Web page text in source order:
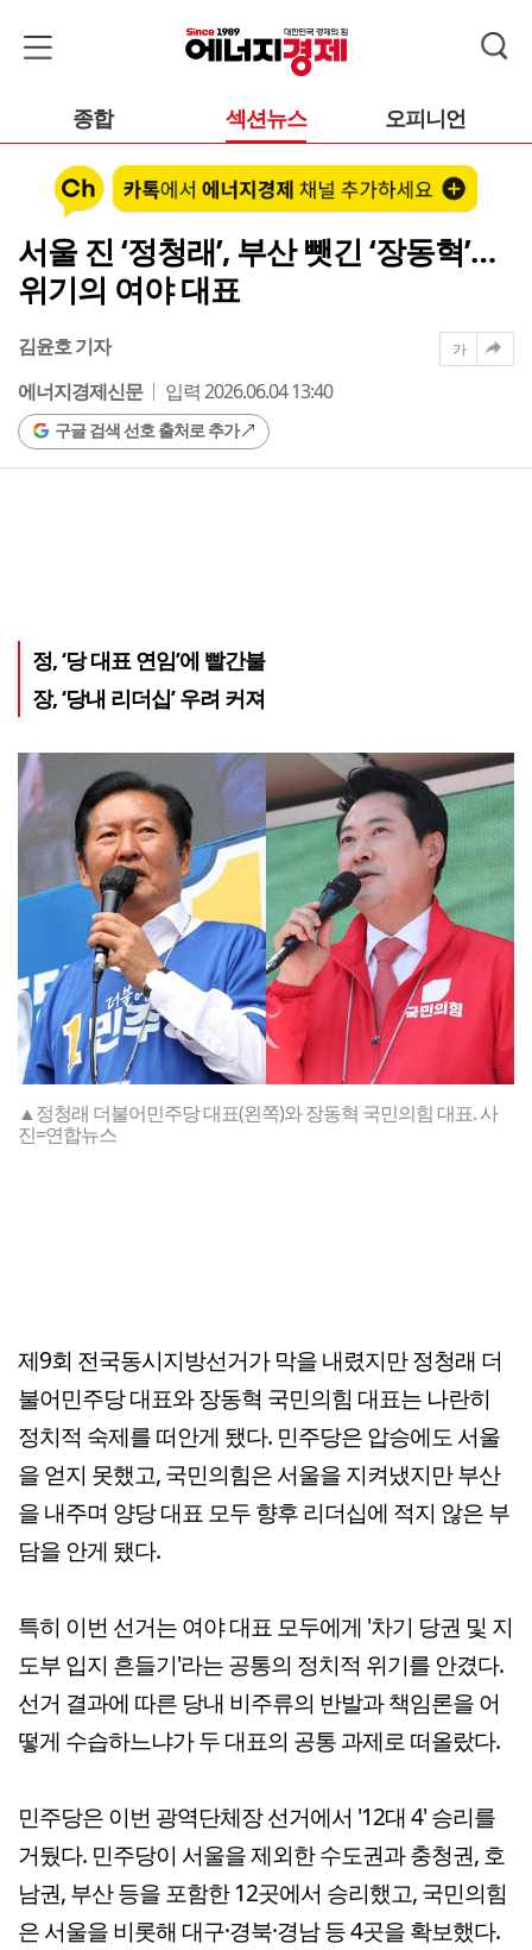
종합 섹션뉴스 오피니언
서울 진 ‘정청래’, 부산 뺏긴 ‘장동혁’…
위기의 여야 대표
김윤호 기자
에너지경제신문
입력 2026.06.04 13:40
구글 검색 선호 출처로 추가
가
정, ‘당 대표 연임’에 빨간불
장, ‘당내 리더십’ 우려 커져
▲정청래 더불어민주당 대표(왼쪽)와 장동혁 국민의힘 대표. 사
진=연합뉴스
제9회 전국동시지방선거가 막을 내렸지만 정청래 더
불어민주당 대표와 장동혁 국민의힘 대표는 나란히
정치적 숙제를 떠안게 됐다. 민주당은 압승에도 서울
을 얻지 못했고, 국민의힘은 서울을 지켜냈지만 부산
을 내주며 양당 대표 모두 향후 리더십에 적지 않은 부
담을 안게 됐다.
특히 이번 선거는 여야 대표 모두에게 '차기 당권 및 지
도부 입지 흔들기'라는 공통의 정치적 위기를 안겼다.
선거 결과에 따른 당내 비주류의 반발과 책임론을 어
떻게 수습하느냐가 두 대표의 공통 과제로 떠올랐다.
민주당은 이번 광역단체장 선거에서 '12대 4' 승리를
거뒀다. 민주당이 서울을 제외한 수도권과 충청권, 호
남권, 부산 등을 포함한 12곳에서 승리했고, 국민의힘
은 서울을 비롯해 대구·경북·경남 등 4곳을 확보했다.